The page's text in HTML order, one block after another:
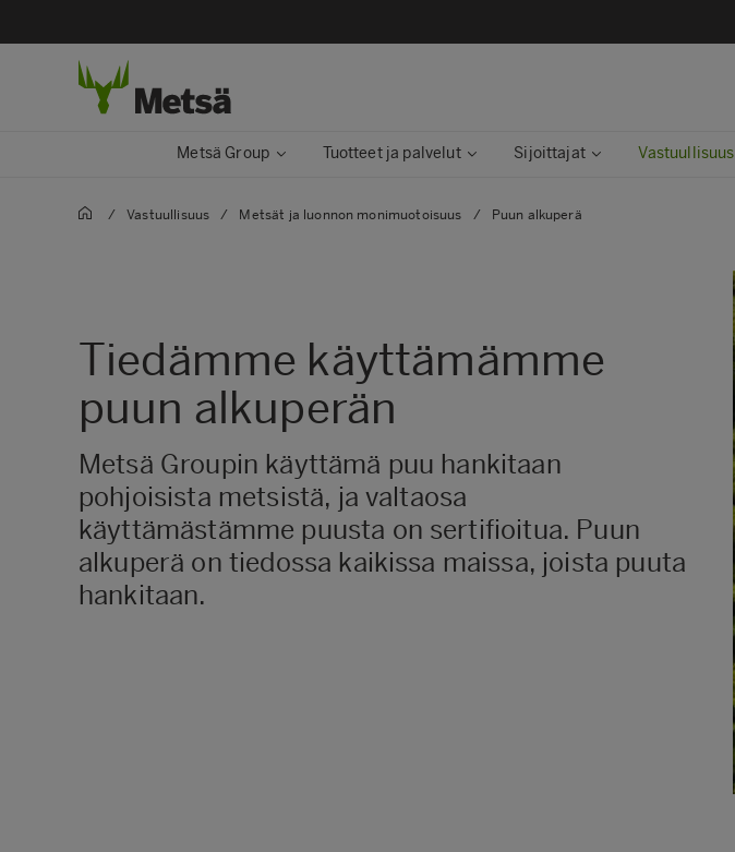
Metsä Group Tuotteet ja palvelut Sijoittajat Vastuullisuus
/ Vastuullisuus / Metsät ja luonnon monimuotoisuus / Puun alkuperä
Tiedämme käyttämämme
puun alkuperän
Metsä Groupin käyttämä puu hankitaan
pohjoisista metsistä, ja valtaosa
käyttämästämme puusta on sertifioitua. Puun
alkuperä on tiedossa kaikissa maissa, joista puuta
hankitaan.